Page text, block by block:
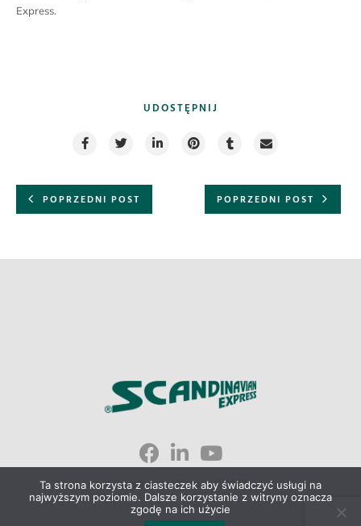
Express.
UDOSTĘPNIJ
POPRZEDNI POST POPRZEDNI POST
Scandinavian Express © 2023
Ta strona korzysta z ciasteczek aby świadczyć usługi na
najwyższym poziomie. Dalsze korzystanie z witryny oznacza
zgodę na ich użycie